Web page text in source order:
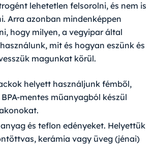
lehetetlen felsorolni, és nem is
Arra azonban mindenképpen
hogy milyen, a vegyipar által
mit és hogyan eszünk és
magunkat körül.
helyett használjunk fémből,
mentes műanyagból készül
és teflon edényeket. Helyettük
kerámia vagy üveg (jénai)